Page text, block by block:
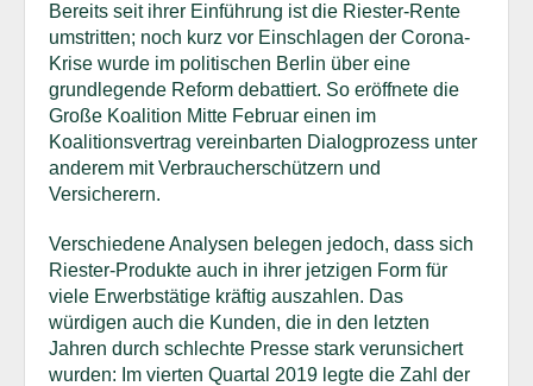
Bereits seit ihrer Einführung ist die Riester-Rente
umstritten; noch kurz vor Einschlagen der Corona-
Krise wurde im politischen Berlin über eine
grundlegende Reform debattiert. So eröffnete die
Große Koalition Mitte Februar einen im
Koalitionsvertrag vereinbarten Dialogprozess unter
anderem mit Verbraucherschützern und
Versicherern.
Verschiedene Analysen belegen jedoch, dass sich
Riester-Produkte auch in ihrer jetzigen Form für
viele Erwerbstätige kräftig auszahlen. Das
würdigen auch die Kunden, die in den letzten
Jahren durch schlechte Presse stark verunsichert
wurden: Im vierten Quartal 2019 legte die Zahl der